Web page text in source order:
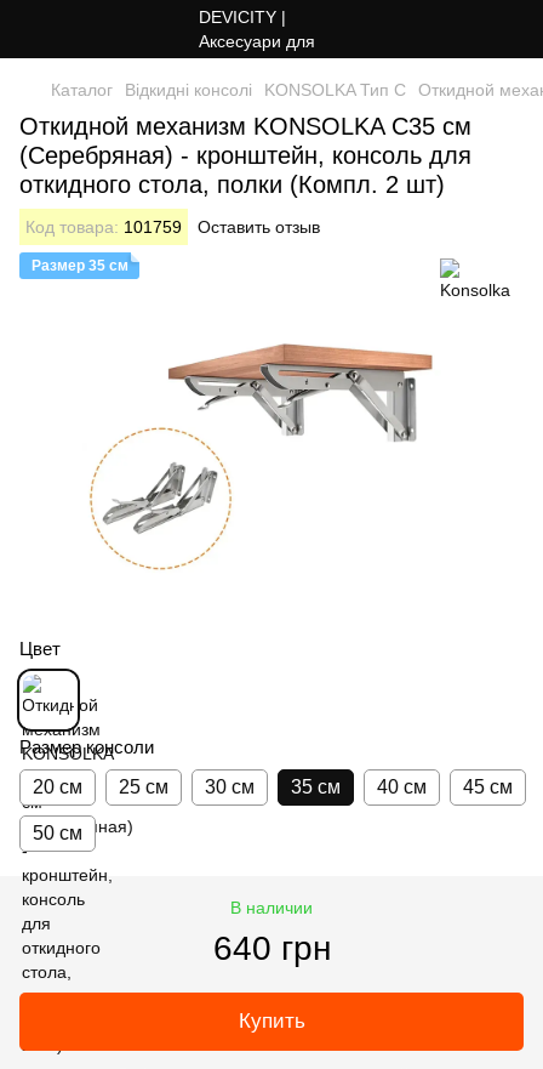
Каталог Відкидні консолі KONSOLKA Тип C Откидной
Откидной механизм KONSOLKA C35 см
(Серебряная) - кронштейн, консоль для
откидного стола, полки (Компл. 2 шт)
Код товара: 101759 Оставить отзыв
Размер 35 см
Цвет
Размер консоли
20 см
25 см 30 см 35 см 40 см 45 см
50 см
В наличии
640 грн
Купить